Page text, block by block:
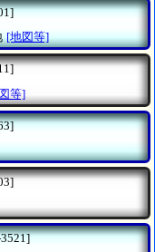
[地図等]
等]